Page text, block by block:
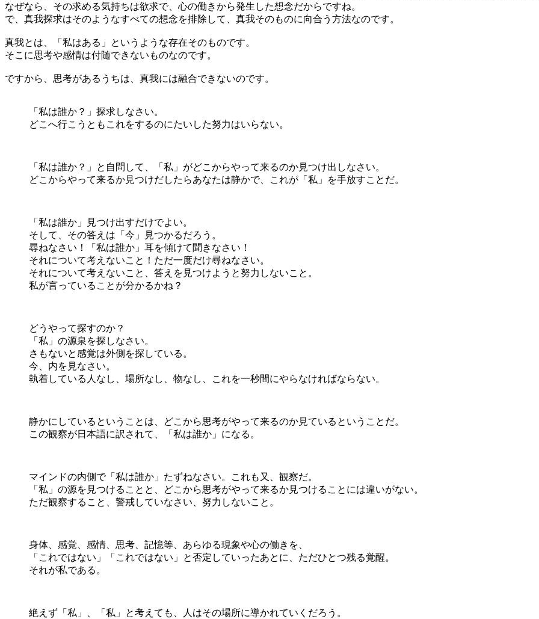
なぜなら、その求める気持ちは欲求で、心の働きから発生した想念だからですね。
で、真我探求はそのようなすべての想念を排除して、真我そのものに向合う方法なのです。
真我とは、「私はある」というような存在そのものです。
そこに思考や感情は付随できないものなのです。
ですから、思考があるうちは、真我には融合できないのです。
「私は誰か？」探求しなさい。
どこへ行こうともこれをするのにたいした努力はいらない。
「私は誰か？」と自問して、「私」がどこからやって来るのか見つけ出しなさい。
どこからやって来るか見つけだしたらあなたは静かで、これが「私」を手放すことだ。
「私は誰か」見つけ出すだけでよい。
そして、その答えは「今」見つかるだろう。
尋ねなさい！「私は誰か」耳を傾けて聞きなさい！
それについて考えないこと！ただ一度だけ尋ねなさい。
それについて考えないこと、答えを見つけようと努力しないこと。
私が言っていることが分かるかね？
どうやって探すのか？
「私」の源泉を探しなさい。
さもないと感覚は外側を探している。
今、内を見なさい。
執着している人なし、場所なし、物なし、これを一秒間にやらなければならない。
静かにしているということは、どこから思考がやって来るのか見ているということだ。
この観察が日本語に訳されて、「私は誰か」になる。
マインドの内側で「私は誰か」たずねなさい。これも又、観察だ。
「私」の源を見つけることと、どこから思考がやって来るか見つけることには違いがない。
ただ観察すること、警戒していなさい、努力しないこと。
身体、感覚、感情、思考、記憶等、あらゆる現象や心の働きを、
「これではない」「これではない」と否定していったあとに、ただひとつ残る覚醒。
それが私である。
絶えず「私」、「私」と考えても、人はその場所に導かれていくだろう。